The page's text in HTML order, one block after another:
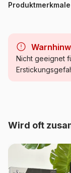
Produktmerkmale
Kategorie
Artikelnummer
EAN
Nicht geeignet
Wird oft